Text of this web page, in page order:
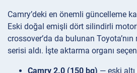
Camry’deki en önemli güncelleme
Eski doğal emişli dört silindirli
crossover’da da bulunan
serisi aldı. İşte aktarma organı
Camry 2.0 (150 bg) — eski